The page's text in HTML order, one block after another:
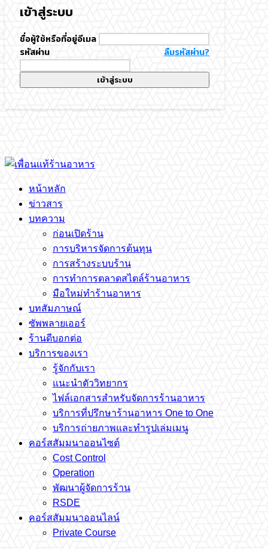
เข้าสู่ระบบ
ชื่อผู้ใช้หรือที่อยู่อีเมล
รหัสผ่าน
ลืมรหัสผ่าน?
เข้าสู่ระบบ
หน้าหลัก
ข่าวสาร
บทความ
ก่อนเปิดร้าน
การบริหารจัดการต้นทุน
การสร้างระบบร้าน
การทำการตลาดสไตล์ร้านอาหาร
มือใหม่ทำร้านอาหาร
บทสัมภาษณ์
ซัพพลายเออร์
ร้านดีบอกต่อ
บริการของเรา
รู้จักกับเรา
แนะนำตัววิทยากร
ไฟล์เอกสารสำหรับจัดการร้านอาหาร
บริการที่ปรึกษาร้านอาหาร One to One
บริการถ่ายภาพและทำรูปเล่มเมนู
คอร์สสัมมนาออนไซต์
Cost Control
Operation
พัฒนาผู้จัดการร้าน
RSDE
คอร์สสัมมนาออนไลน์
Private Course